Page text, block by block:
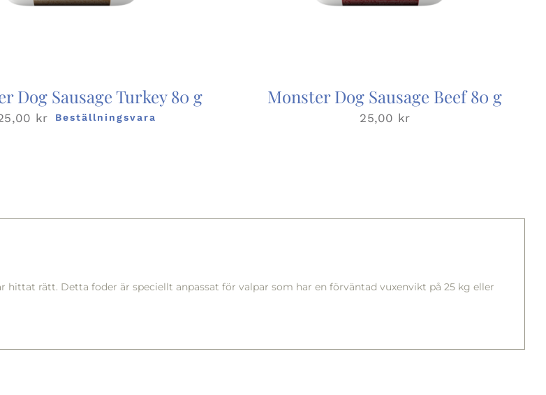
Dog Sausage Turkey 80 g
kr Beställningsvara
Monster Dog Sausage Beef 80 g
25,00 kr
rätt. Detta foder är speciellt anpassat för valpar som har en förväntad vuxenvikt på 25 kg eller